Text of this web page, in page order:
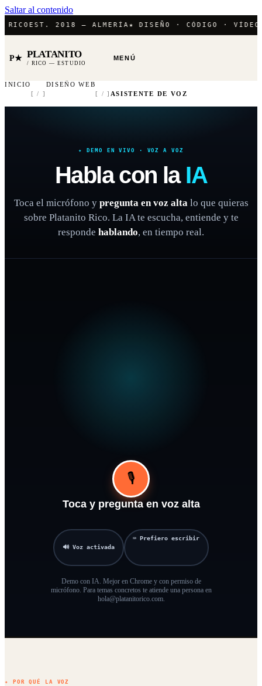
Saltar al contenido
EST. 2018 — ALMERÍA ★ DISEÑO · CÓDIGO · VÍDEO
P★ PLATANITO
/ RICO — ESTUDIO
MENÚ
INICIO
[ / ]
DISEÑO WEB
[ / ] ASISTENTE DE VOZ
✦ DEMO EN VIVO · VOZ A VOZ
Habla con la IA
Toca el micrófono y pregunta en voz altalo que quieras
sobre Platanito Rico. La IA te escucha, entiende y te
responde hablando, en tiempo real.
🎙️
Toca y pregunta en voz alta
🔊 Voz activada
⌨ Prefiero escribir
Demo con IA. Mejor en Chrome y con permiso de
micrófono. Para temas concretos te atiende una persona en
hola@platanitorico.com.
✦ POR QUÉ LA VOZ